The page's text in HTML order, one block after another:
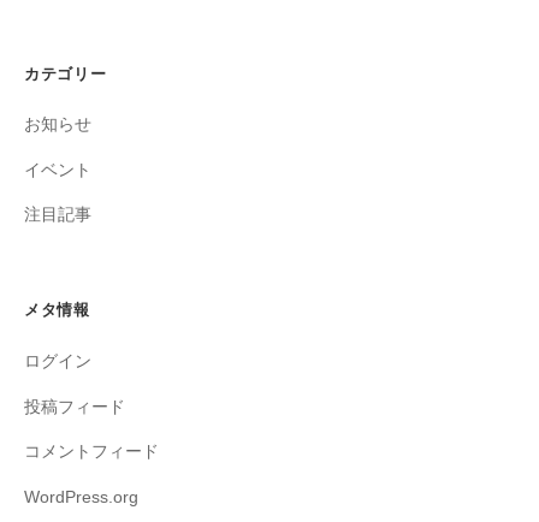
カテゴリー
お知らせ
イベント
注目記事
メタ情報
ログイン
投稿フィード
コメントフィード
WordPress.org